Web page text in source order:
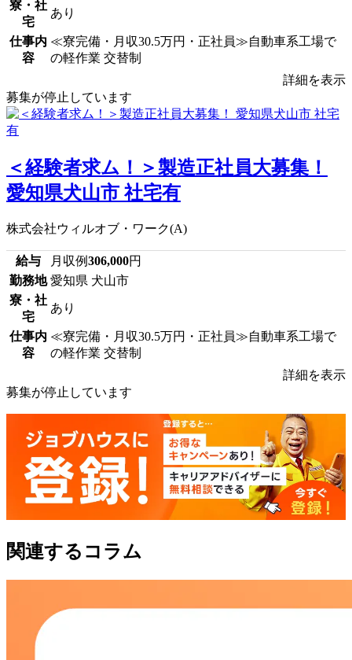
寮・社
宅
あり
仕事内
容
≪寮完備・月収30.5万円・正社員≫自動車系工場で
の軽作業 交替制
詳細を表示
募集が停止しています
＜経験者求ム！＞製造正社員大募集！
愛知県犬山市 社宅有
株式会社ウィルオブ・ワーク(A)
給与 月収例306,000円
勤務地 愛知県 犬山市
寮・社
宅
あり
仕事内
容
≪寮完備・月収30.5万円・正社員≫自動車系工場で
の軽作業 交替制
詳細を表示
募集が停止しています
関連するコラム